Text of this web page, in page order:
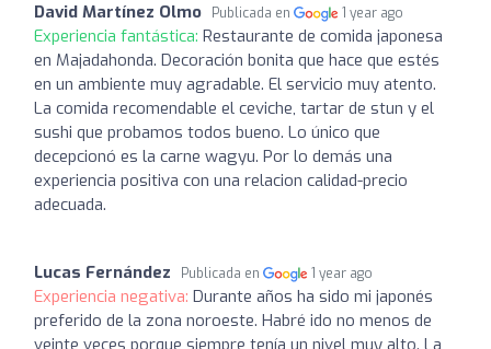
David Martínez Olmo Publicada en 1 year ago
Experiencia fantástica: Restaurante de comida japonesa
en Majadahonda. Decoración bonita que hace que estés
en un ambiente muy agradable. El servicio muy atento.
La comida recomendable el ceviche, tartar de stun y el
sushi que probamos todos bueno. Lo único que
decepcionó es la carne wagyu. Por lo demás una
experiencia positiva con una relacion calidad-precio
adecuada.
Lucas Fernández Publicada en 1 year ago
Experiencia negativa: Durante años ha sido mi japonés
preferido de la zona noroeste. Habré ido no menos de
veinte veces porque siempre tenía un nivel muy alto. La